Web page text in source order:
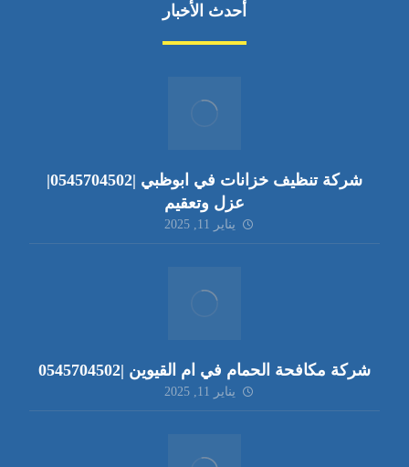
أحدث الأخبار
شركة تنظيف خزانات في ابوظبي |0545704502|
عزل وتعقيم
يناير 11, 2025
شركة مكافحة الحمام في ام القيوين |0545704502
يناير 11, 2025